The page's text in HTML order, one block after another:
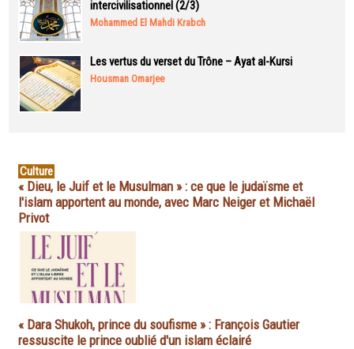
intercivilisationnel (2/3)
Mohammed El Mahdi Krabch
Les vertus du verset du Trône – Ayat al-Kursi
Housman Omarjee
Culture
« Dieu, le Juif et le Musulman » : ce que le judaïsme et
l'islam apportent au monde, avec Marc Neiger et Michaël
Privot
« Dara Shukoh, prince du soufisme » : François Gautier
ressuscite le prince oublié d'un islam éclairé